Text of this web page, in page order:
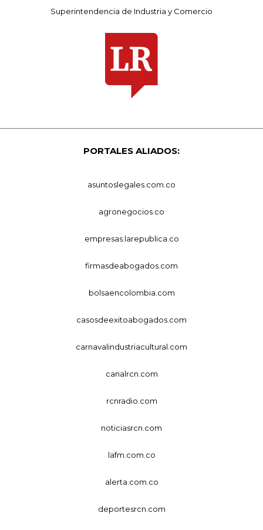
Superintendencia de Industria y Comercio
PORTALES ALIADOS:
asuntoslegales.com.co
agronegocios.co
empresas.larepublica.co
firmasdeabogados.com
bolsaencolombia.com
casosdeexitoabogados.com
carnavalindustriacultural.com
canalrcn.com
rcnradio.com
noticiasrcn.com
lafm.com.co
alerta.com.co
deportesrcn.com